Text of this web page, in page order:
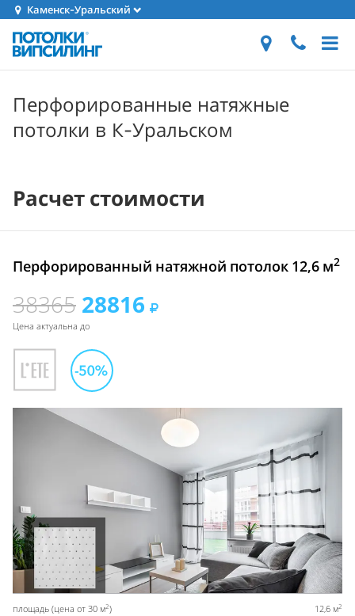
Каменск-Уральский
Перфорированные натяжные
потолки в К-Уральском
Расчет стоимости
Перфорированный натяжной потолок 12,6 м2
38365 28816
Цена актуальна до
площадь (цена от 30 м2) 12,6 м2